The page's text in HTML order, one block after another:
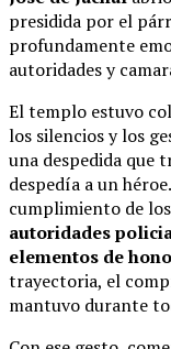
presidida por el
profundamente
autoridades y
El templo estuvo
los silencios y los
una despedida que
despedía a un
cumplimiento de
autoridades
elementos de
trayectoria, el
mantuvo durante